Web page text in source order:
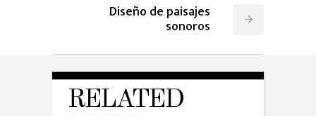
Diseño de paisajes
sonoros
RELATED